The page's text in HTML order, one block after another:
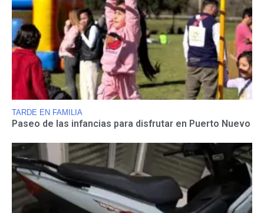
TARDE EN FAMILIA
Paseo de las infancias para disfrutar en Puerto Nuevo